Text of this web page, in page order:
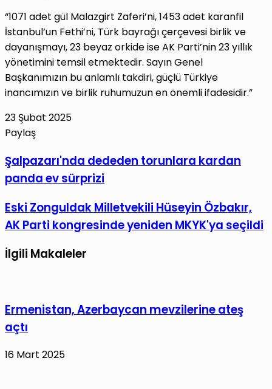
“1071 adet gül Malazgirt Zaferi’ni, 1453 adet karanfil
İstanbul’un Fethi’ni, Türk bayrağı çerçevesi birlik ve
dayanışmayı, 23 beyaz orkide ise AK Parti’nin 23 yıllık
yönetimini temsil etmektedir. Sayın Genel
Başkanımızın bu anlamlı takdiri, güçlü Türkiye
inancımızın ve birlik ruhumuzun en önemli ifadesidir.”
23 Şubat 2025
Paylaş
Posta
ile
Şalpazarı'nda
dededen
torunlara
kardan
panda
ev
sürprizi
Şalpazarı'nda dededen torunlara kardan
panda ev sürprizi
Eski
Zonguldak
Hüseyin
kongresinde
yeniden
seçildi
Eski Zonguldak Milletvekili Hüseyin Özbakır,
AK Parti kongresinde yeniden MKYK'ya seçildi
İlgili Makaleler
Ermenistan, Azerbaycan mevzilerine ateş
açtı
16 Mart 2025